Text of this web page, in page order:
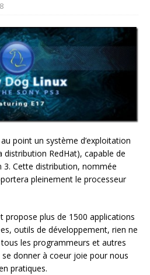
point un système d’exploitation
distribution RedHat), capable de
3. Cette distribution, nommée
pleinement le processeur
propose plus de 1500 applications
outils de développement, rien ne
les programmeurs et autres
donner à coeur joie pour nous
pratiques.